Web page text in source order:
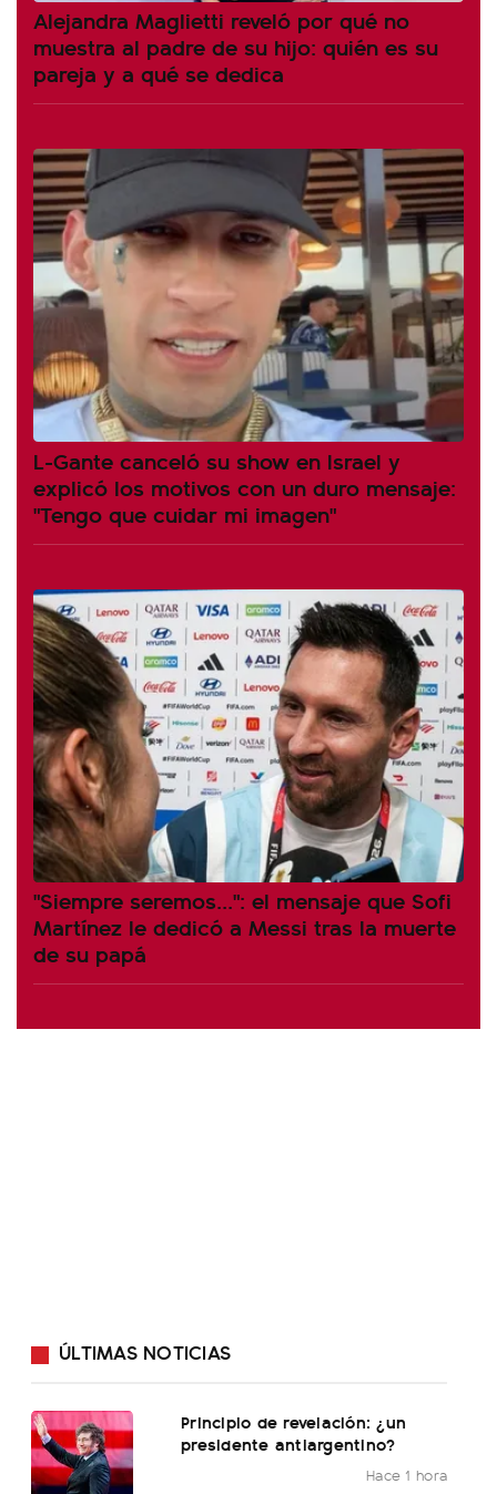
Alejandra Maglietti reveló por qué no
muestra al padre de su hijo: quién es su
pareja y a qué se dedica
L-Gante canceló su show en Israel y
explicó los motivos con un duro mensaje:
"Tengo que cuidar mi imagen"
"Siempre seremos...": el mensaje que Sofi
Martínez le dedicó a Messi tras la muerte
de su papá
ÚLTIMAS NOTICIAS
Principio de revelación: ¿un
presidente antiargentino?
Hace 1 hora